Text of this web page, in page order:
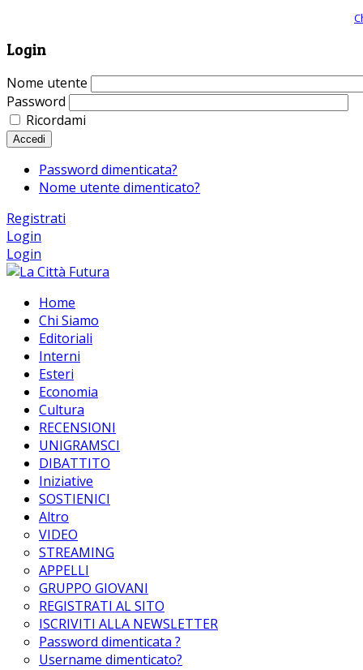
Login
Nome utente
Password
Ricordami
Accedi
Password dimenticata?
Nome utente dimenticato?
Registrati
Login
Login
Home
Chi Siamo
Editoriali
Interni
Esteri
Economia
Cultura
RECENSIONI
UNIGRAMSCI
DIBATTITO
Iniziative
SOSTIENICI
Altro
VIDEO
STREAMING
APPELLI
GRUPPO GIOVANI
REGISTRATI AL SITO
ISCRIVITI ALLA NEWSLETTER
Password dimenticata ?
Username dimenticato?